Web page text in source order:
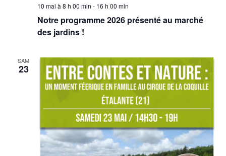
Notre programme 2026 présenté au marché
des jardins !
10 mai à 8 h 00 min - 16 h 00 min
SAM
23